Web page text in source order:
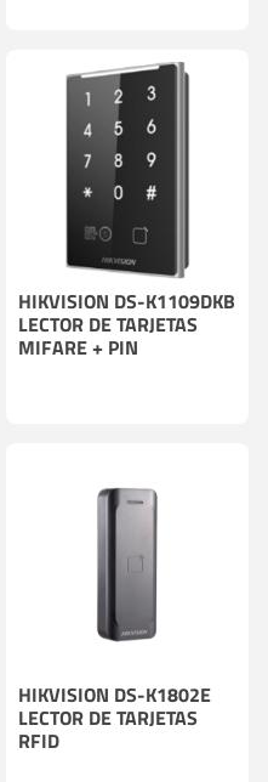
HIKVISION DS-K1109DKB
LECTOR DE TARJETAS
MIFARE + PIN
HIKVISION DS-K1802E
LECTOR DE TARJETAS
RFID